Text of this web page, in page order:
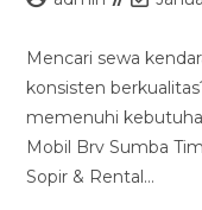
modified:
Mencari sewa
konsisten
memenuhi
Mobil Brv Sumba
Sopir & Rental…